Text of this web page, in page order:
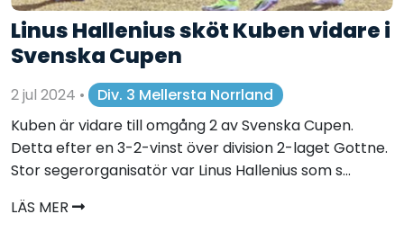
Linus Hallenius sköt Kuben vidare i
Svenska Cupen
2 jul 2024 •
Div. 3 Mellersta Norrland
Kuben är vidare till omgång 2 av Svenska Cupen.
Detta efter en 3-2-vinst över division 2-laget Gottne.
Stor segerorganisatör var Linus Hallenius som s...
LÄS MER